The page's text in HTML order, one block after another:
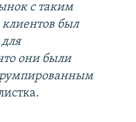
с таким
был
они были